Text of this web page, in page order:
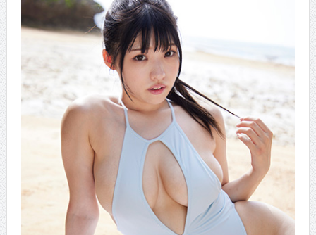
CINEMA×STYLE 286号
CINEMA×STYLE 285号
CINEMA×STYLE 294号